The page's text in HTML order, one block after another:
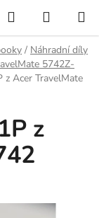
Hledat
KOŠÍK
/ Náhradní díly
5742Z-
z Acer TravelMate
z